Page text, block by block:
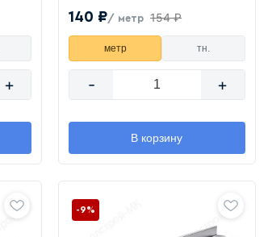
+
140 ₽/ метр 154 ₽
метр тн.
- +
В корзину
-9%